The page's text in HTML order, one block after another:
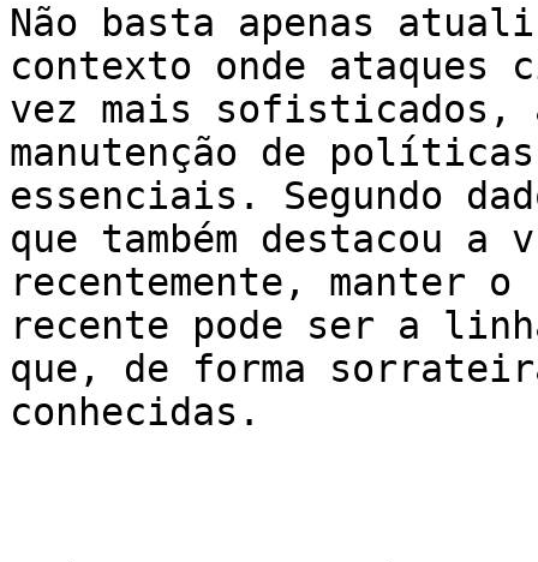
Não basta apenas
contexto onde ataques
vez mais
manutenção de
essenciais. Segundo
que também destacou a
recentemente, manter
recente pode ser a
que, de forma
conhecidas.